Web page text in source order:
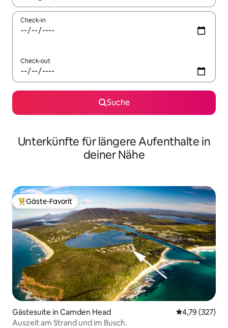
Check-in
Check-out
Suche
Unterkünfte für längere Aufenthalte in
deiner Nähe
Beliebter Gäste-Favorit.
Gäste-Favorit
Gästesuite in Camden Head
4,79 (327)
Auszeit am Strand und im Busch.